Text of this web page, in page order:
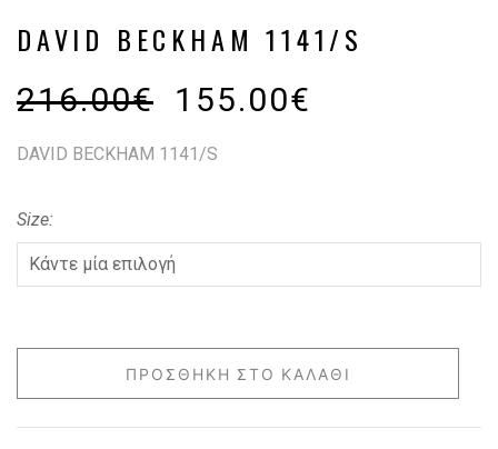
DAVID BECKHAM 1141/S
216.00€ 155.00€
DAVID BECKHAM 1141/S
Size
ΠΡΟΣΘΉΚΗ ΣΤΟ ΚΑΛΆΘΙ